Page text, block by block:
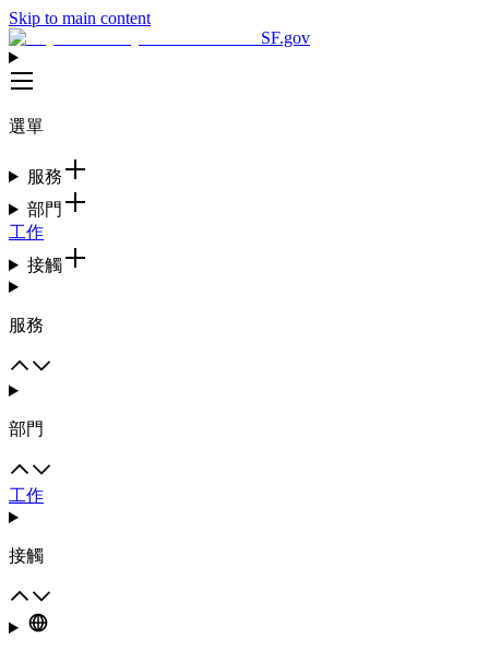
Skip to main content
SF.gov
選單
服務
部門
工作
接觸
服務
部門
工作
接觸